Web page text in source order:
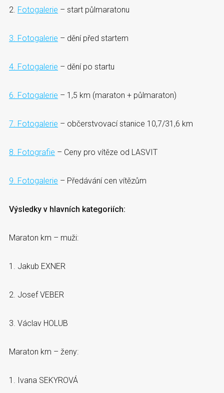
2. Fotogalerie – start půlmaratonu
3. Fotogalerie – dění před startem
4. Fotogalerie – dění po startu
6. Fotogalerie – 1,5 km (maraton + půlmaraton)
7. Fotogalerie – občerstvovací stanice 10,7/31,6 km
8. Fotografie – Ceny pro vítěze od LASVIT
9. Fotogalerie – Předávání cen vítězům
Výsledky v hlavních kategoriích:
Maraton km – muži:
1. Jakub EXNER
2. Josef VEBER
3. Václav HOLUB
Maraton km – ženy:
1. Ivana SEKYROVÁ